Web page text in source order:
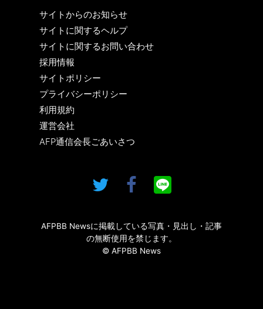
サイトからのお知らせ
サイトに関するヘルプ
サイトに関するお問い合わせ
採用情報
サイトポリシー
プライバシーポリシー
利用規約
運営会社
AFP通信会長ごあいさつ
AFPBB Newsに掲載している写真・見出し・記事
の無断使用を禁じます。
© AFPBB News